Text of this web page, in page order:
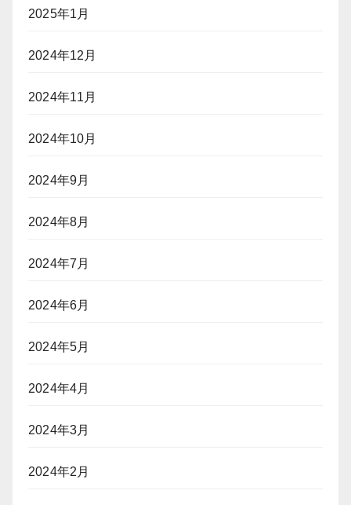
2025年1月
2024年12月
2024年11月
2024年10月
2024年9月
2024年8月
2024年7月
2024年6月
2024年5月
2024年4月
2024年3月
2024年2月